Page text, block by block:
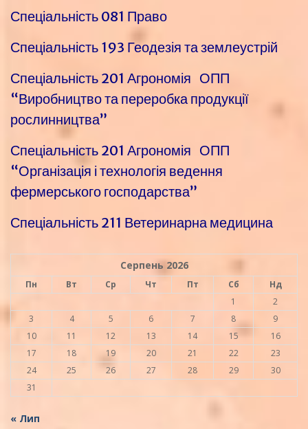
Спеціальність 081 Право
Спеціальність 193 Геодезія та землеустрій
Спеціальність 201 Агрономія ОПП
“Виробництво та переробка продукції
рослинництва”
Спеціальність 201 Агрономія ОПП
“Організація і технологія ведення
фермерського господарства”
Спеціальність 211 Ветеринарна медицина
Серпень 2026
Пн Вт Ср Чт Пт Сб
Нд
1
2
3
4 5 6 7 8
9
10
11 12 13 14 15
16
17
18 19 20 21 22
23
24
25 26 27 28 29
30
31
« Лип